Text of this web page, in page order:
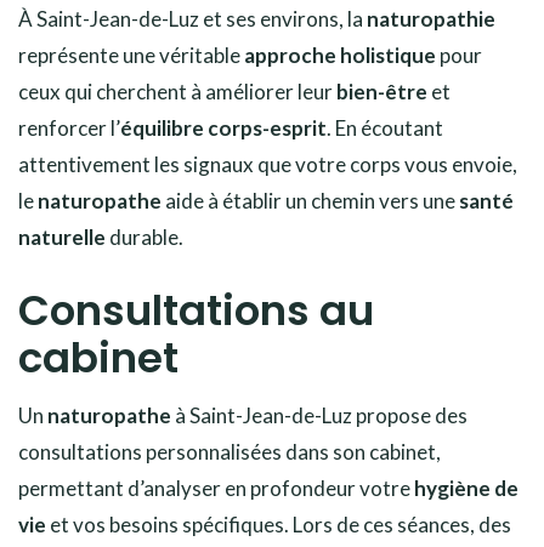
À Saint-Jean-de-Luz et ses environs, la naturopathie
représente une véritableapproche holistique pour
ceux qui cherchent à améliorer leurbien-être et
renforcer l’équilibre corps-esprit. En écoutant
attentivement les signaux que votre corps vous envoie,
lenaturopathe aide à établir un chemin vers unesanté
naturelle durable.
Consultations au
cabinet
Un naturopathe à Saint-Jean-de-Luz propose des
consultations personnalisées dans son cabinet,
permettant d’analyser en profondeur votrehygiène de
vie et vos besoins spécifiques. Lors de ces séances, des